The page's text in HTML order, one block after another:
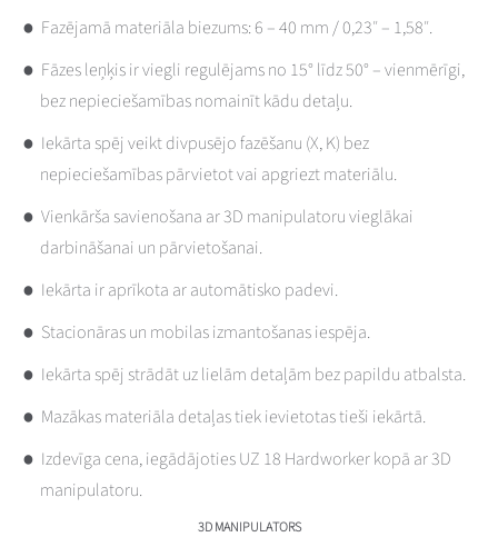
Fazējamā materiāla biezums: 6 – 40 mm / 0,23″ – 1,58″.
Fāzes leņķis ir viegli regulējams no 15° līdz 50° – vienmērīgi,
bez nepieciešamības nomainīt kādu detaļu.
Iekārta spēj veikt divpusējo fazēšanu (X, K) bez
nepieciešamības pārvietot vai apgriezt materiālu.
Vienkārša savienošana ar 3D manipulatoru vieglākai
darbināšanai un pārvietošanai.
Iekārta ir aprīkota ar automātisko padevi.
Stacionāras un mobilas izmantošanas iespēja.
Iekārta spēj strādāt uz lielām detaļām bez papildu atbalsta.
Mazākas materiāla detaļas tiek ievietotas tieši iekārtā.
Izdevīga cena, iegādājoties UZ 18 Hardworker kopā ar 3D
manipulatoru.
3D MANIPULATORS